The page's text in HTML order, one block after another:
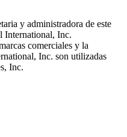
y administradora de este
International, Inc.
comerciales y la
Inc. son utilizadas
Inc.